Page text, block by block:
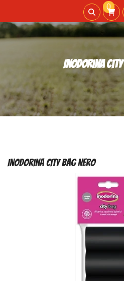
0
Inodorina City
Inodorina City Bag Nero